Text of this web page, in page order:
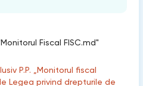
Fiscal FISC.md"
P.P. „Monitorul fiscal
Legea privind drepturile de